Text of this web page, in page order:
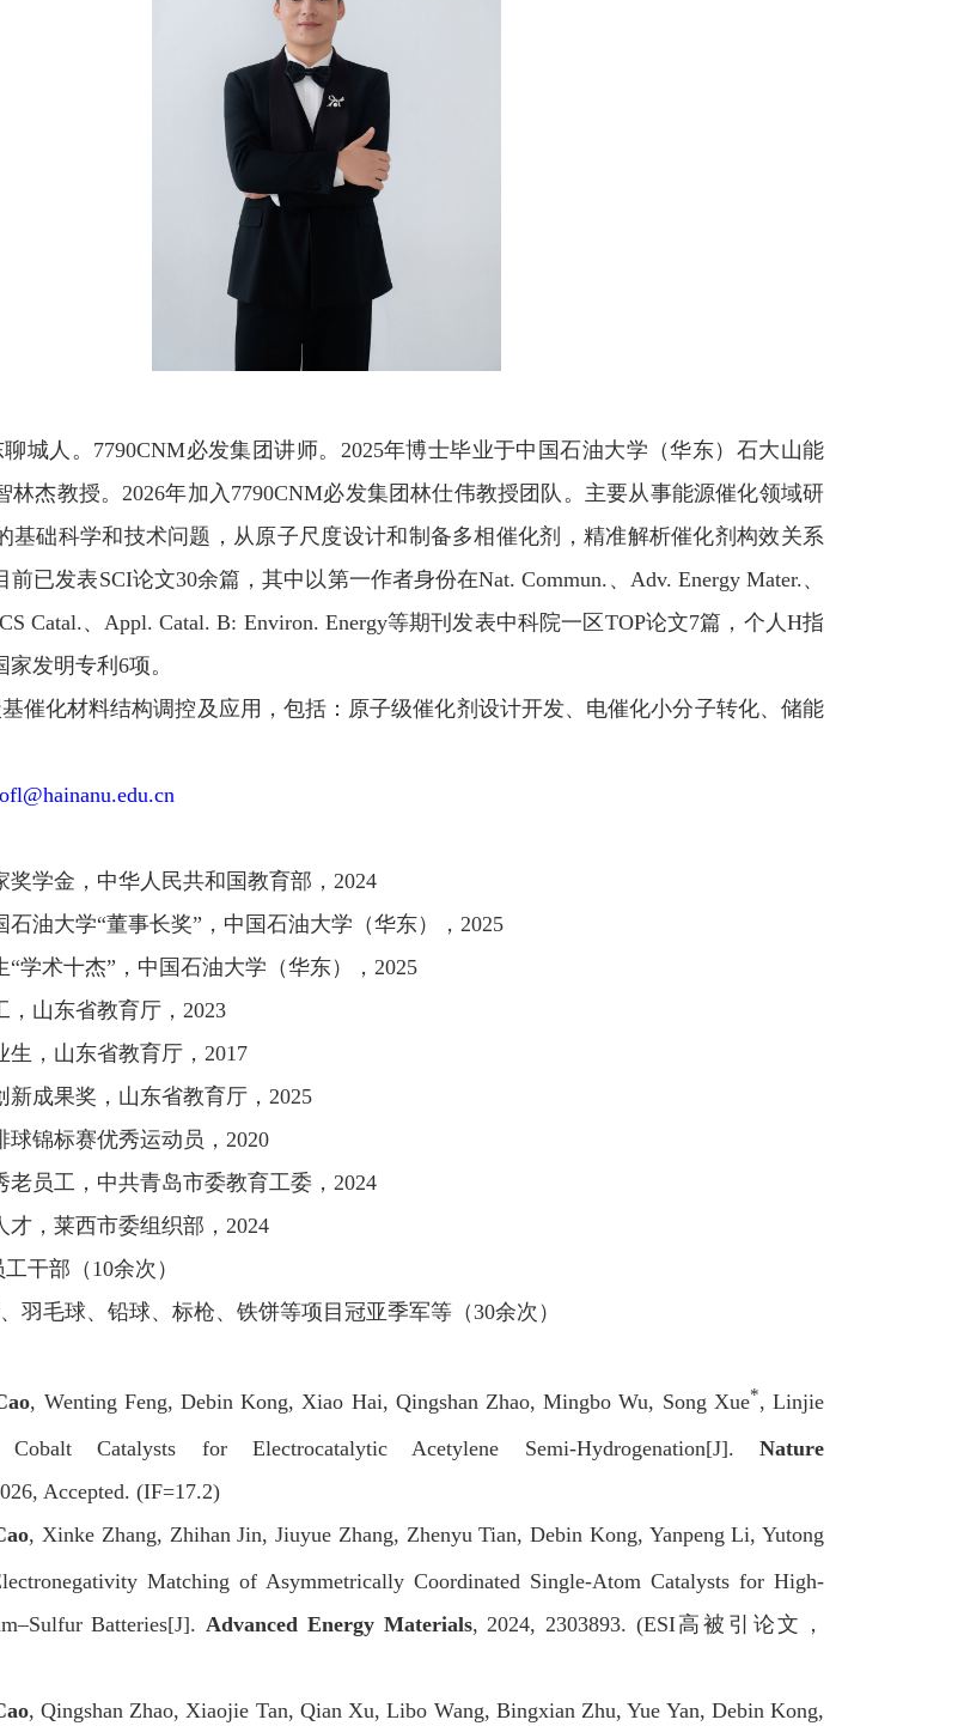
城人。7790CNM必发集团讲师。 2025年博士毕业于中国石油大学（华东）石大山能
杰教授。 2026年加入7790CNM必发集团林仕伟教授团队。主要从事能源催化领域研
基础科学和技术问题，从原子尺度设计和制备多相催化剂，精准解析催化剂构效关系
前已发表SCI论文30余篇，其中以第一作者身份在Nat. Commun. 、 Adv. Energy Mater.、
Catal.、 Appl. Catal. B: Environ. Energy等期刊发表中科院一区TOP论文7篇，个人 H指
家发明专利 6项。
催化材料结构调控及应用，包括：原子级催化剂设计开发、电催化小分子转化、储能
奖学金，中华人民共和国教育部， 2024
石油大学“董事长奖” ，中国石油大学（华东）， 2025
“学术十杰” ，中国石油大学（华东）， 2025
山东省教育厅， 2023
生，山东省教育厅， 2017
新成果奖，山东省教育厅， 2025
球锦标赛优秀运动员， 2020
老员工，中共青岛市委教育工委， 2024
，莱西市委组织部， 2024
工干部（ 10余次）
羽毛球、铅球、标枪、铁饼等项目冠亚季军等（30余次）
, Wenting Feng, Debin Kong, Xiao Hai, Qingshan Zhao, Mingbo Wu, Song Xue*, Linjie
Catalysts for Electrocatalytic Acetylene Semi-Hydrogenation[J]. Nature
Accepted. (IF=17.2)
, Xinke Zhang, Zhihan Jin, Jiuyue Zhang, Zhenyu Tian, Debin Kong, Yanpeng Li, Yutong
Matching of Asymmetrically Coordinated Single-Atom Catalysts for High-
Batteries[J]. Advanced Energy Materials, 2024, 2303893. (ESI高被引论文，
, Qingshan Zhao, Xiaojie Tan, Qian Xu, Libo Wang, Bingxian Zhu, Yue Yan, Debin Kong,